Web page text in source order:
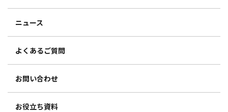
ニュース
よくあるご質問
お問い合わせ
お役立ち資料